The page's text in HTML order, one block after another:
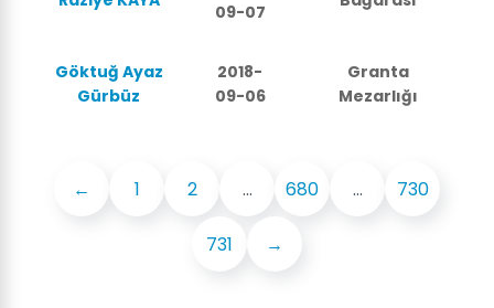
09-07
Göktuğ Ayaz
Gürbüz
2018-
09-06
Granta
Mezarlığı
← 1 2 ... 680 ... 730
731 →